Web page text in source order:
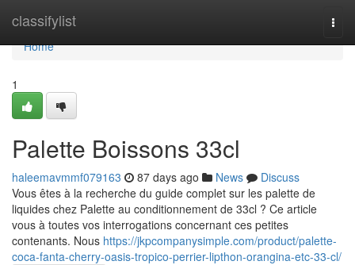
classifylist
Home
Home
1
Palette Boissons 33cl
haleemavmmf079163 87 days ago News
Discuss
Vous êtes à la recherche du guide complet sur les palette de
liquides chez Palette au conditionnement de 33cl ? Ce article
vous à toutes vos interrogations concernant ces petites
contenants. Nous https://jkpcompanysimple.com/product/palette-
coca-fanta-cherry-oasis-tropico-perrier-lipthon-orangina-etc-33-cl/